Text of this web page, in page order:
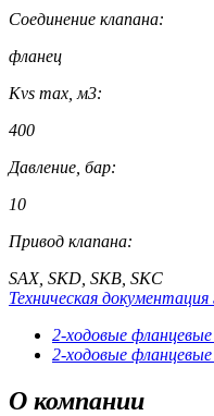
Соединение клапана:
фланец
Kvs max, м3:
400
Давление, бар:
10
Привод клапана:
SAX, SKD, SKB, SKC
Техническая
2-ходовые
2-ходовые
О компании